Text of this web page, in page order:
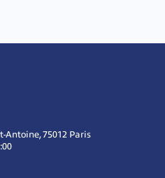
Antoine, 75012 Paris